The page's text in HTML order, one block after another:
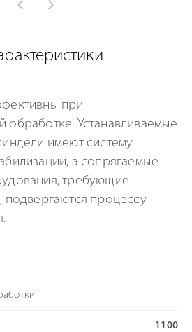
при
обработке. Устанавливаемые
имеют систему
а сопрягаемые
требующие
подвергаются процессу
1100